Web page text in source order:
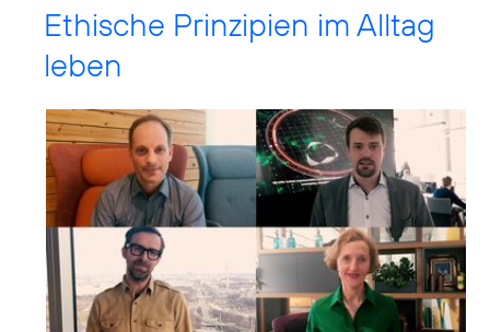
Ethische Prinzipien im Alltag
leben